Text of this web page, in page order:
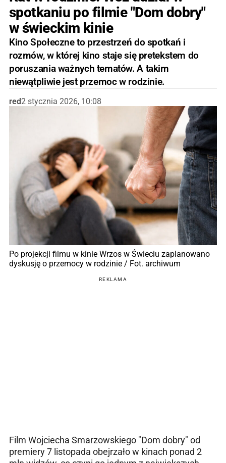
spotkaniu po filmie "Dom dobry"
w świeckim kinie
Kino Społeczne to przestrzeń do spotkań i
rozmów, w której kino staje się pretekstem do
poruszania ważnych tematów. A takim
niewątpliwie jest przemoc w rodzinie.
red2 stycznia 2026, 10:08
Po projekcji filmu w kinie Wrzos w Świeciu zaplanowano
dyskusję o przemocy w rodzinie / Fot. archiwum
REKLAMA
Film Wojciecha Smarzowskiego "Dom dobry" od
premiery 7 listopada obejrzało w kinach ponad 2